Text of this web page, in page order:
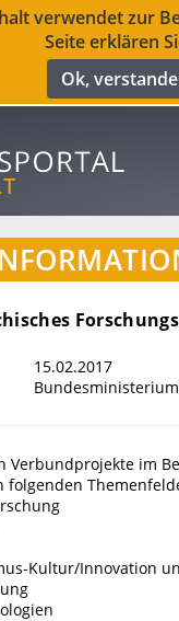
verwendet zur
Seite erklären
Ok,
15.02.2017
Verbundprojekte im
folgenden
Kultur/Innovation